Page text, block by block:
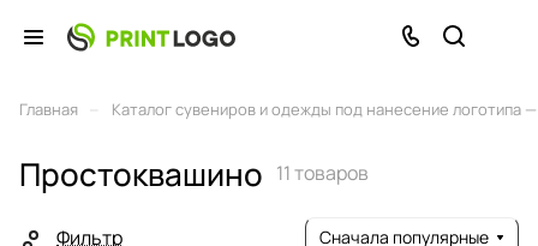
Главная Каталог сувениров и одежды под нанесение логотипа
Простоквашино 11 товаров
Фильтр Сначала популярные